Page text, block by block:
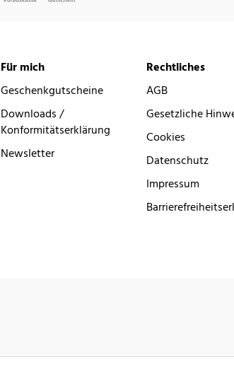
Für mich
Geschenkgutscheine
Downloads /
Konformitätserklärung
Newsletter
Rechtliches
AGB
Gesetzliche
Cookies
Datenschutz
Impressum